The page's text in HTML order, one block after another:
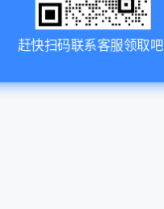
赶快扫码联系客服领取吧